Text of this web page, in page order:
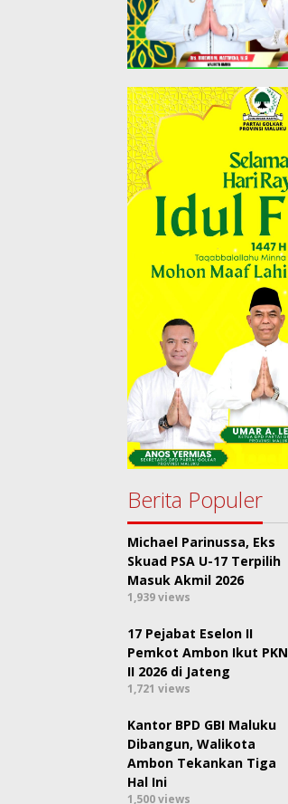
Berita Populer
Michael Parinussa, Eks
Skuad PSA U-17 Terpilih
Masuk Akmil 2026
1,939 views
17 Pejabat Eselon II
Pemkot Ambon Ikut PKN
II 2026 di Jateng
1,721 views
Kantor BPD GBI Maluku
Dibangun, Walikota
Ambon Tekankan Tiga
Hal Ini
1,500 views